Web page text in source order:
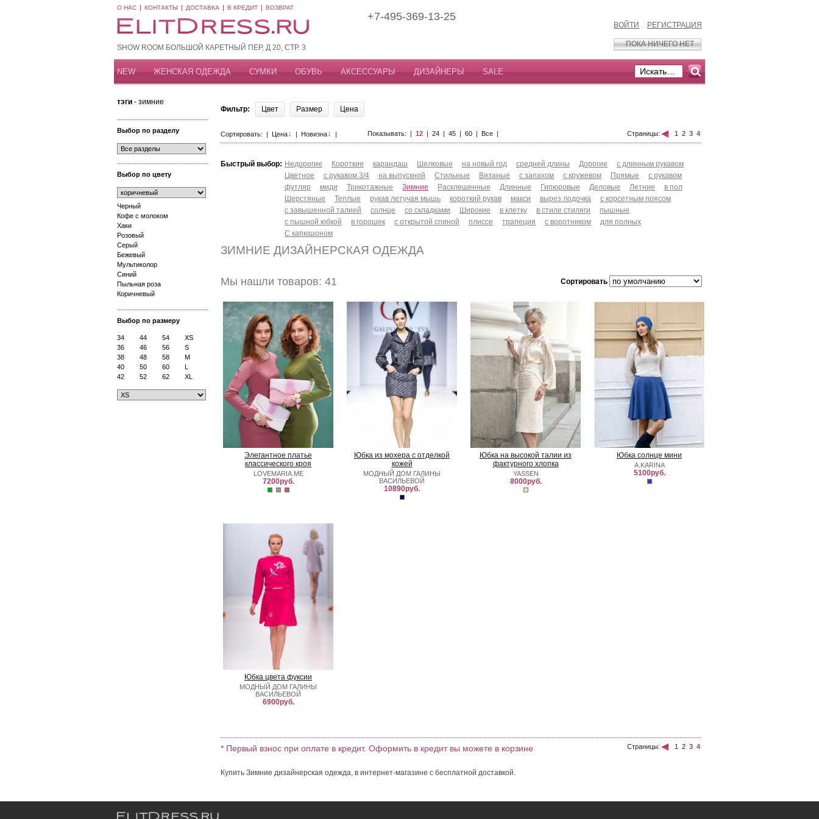
О НАС КОНТАКТЫ ДОСТАВКА В КРЕДИТ ВОЗВРАТ
SHOW ROOM БОЛЬШОЙ КАРЕТНЫЙ ПЕР, Д 20, СТР. 3
+7-495-369-13-25
ВОЙТИ РЕГИСТРАЦИЯ
ПОКА НИЧЕГО НЕТ
NEW ЖЕНСКАЯ ОДЕЖДА СУМКИ ОБУВЬ АКСЕССУАРЫ ДИЗАЙНЕРЫ SALE
тэги - зимние
Выбор по разделу
Выбор по цвету
Черный
Кофе с молоком
Хаки
Розовый
Серый
Бежевый
Мультиколор
Синий
Пыльная роза
Коричневый
Выбор по размеру
34 44 54
XS
36
46 56
S
38
48 58
M
40
50 60
L
42
52 62 XL
Фильтр: Цвет Размер Цена
Сортировать: | Цена↓ | Новизна↓ | Показывать: | 12 | 24 | 45 | 60 | Все | Страницы: 1 2 3 4
Быстрый выбор: Недорогие Короткие карандаш Шелковые на новый год средней длины Дорогие
с длинным рукавом
Цветное
с рукавом 3/4 на выпускной Стильные Вязаные с запахом с кружевом Прямые
с рукавом
футляр
миди Трикотажные Зимние Расклешенные Длинные Гипюровые Деловые Летние
в пол
Шерстяные
Теплые рукав летучая мышь короткий рукав макси вырез лодочка
с корсетным поясом
с завышенной талией
солнце со складками Широкие в клетку в стиле стиляги
пышные
с пышной юбкой
в горошек с открытой спиной плиссе трапеция с воротником
для полных
С капюшоном
ЗИМНИЕ ДИЗАЙНЕРСКАЯ ОДЕЖДА
Мы нашли товаров: 41 Сортировать
Элегантное платье
классического кроя
LOVEMARIA.ME
7200руб.
Юбка из мохера с отделкой
кожей
МОДНЫЙ ДОМ ГАЛИНЫ
ВАСИЛЬЕВОЙ
10890руб.
Юбка на высокой талии из
фактурного хлопка
YASSEN
8000руб.
Юбка солнце мини
A.KARINA
5100руб.
Юбка цвета фуксии
МОДНЫЙ ДОМ ГАЛИНЫ
ВАСИЛЬЕВОЙ
6900руб.
Страницы: 1 2 3 4
* Первый взнос при оплате в кредит. Оформить в кредит вы можете в корзине
Купить Зимние дизайнерская одежда, в интернет-магазине с бесплатной доставкой.